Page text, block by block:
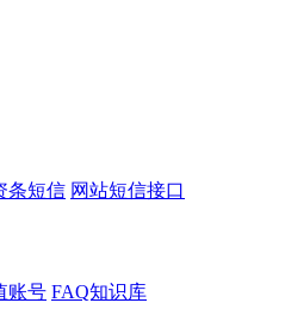
条短信 网站短信接口
账号 FAQ知识库